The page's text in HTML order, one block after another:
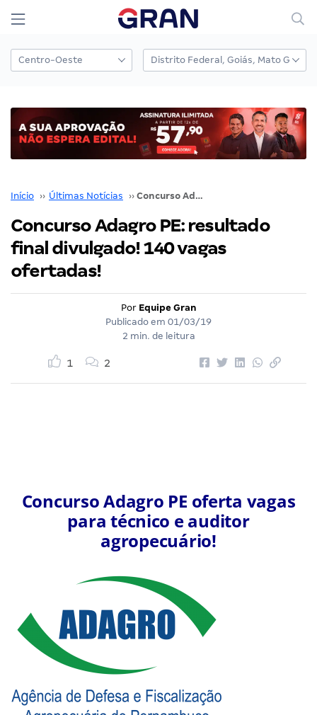
Início ›› Últimas Notícias ›› Concurso Adagro PE: resultado final divulgado! 140 vagas ofertadas!
Concurso Adagro PE: resultado
final divulgado! 140 vagas
ofertadas!
Por Equipe Gran
Publicado em 01/03/19
2 min. de leitura
1 2
Concurso Adagro PE oferta vagas
para técnico e auditor
agropecuário!